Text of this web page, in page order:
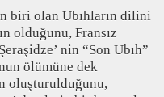
biri olan Ubıhların dilini
olduğunu, Fransız
nin “Son Ubıh”
ölümüne dek
oluşturulduğunu,